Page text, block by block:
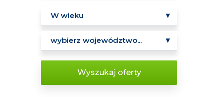
Wyszukaj oferty